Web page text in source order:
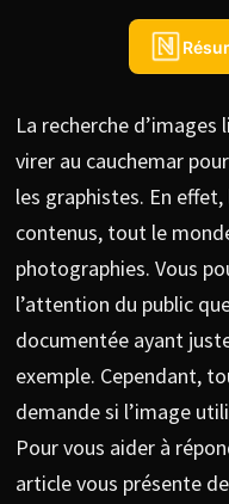
La recherche
virer au cauchemar
les graphistes. En
contenus, tout le
photographies. Vous
l’attention du public
documentée ayant
exemple. Cependant,
demande si l’image
Pour vous aider à
article vous présente